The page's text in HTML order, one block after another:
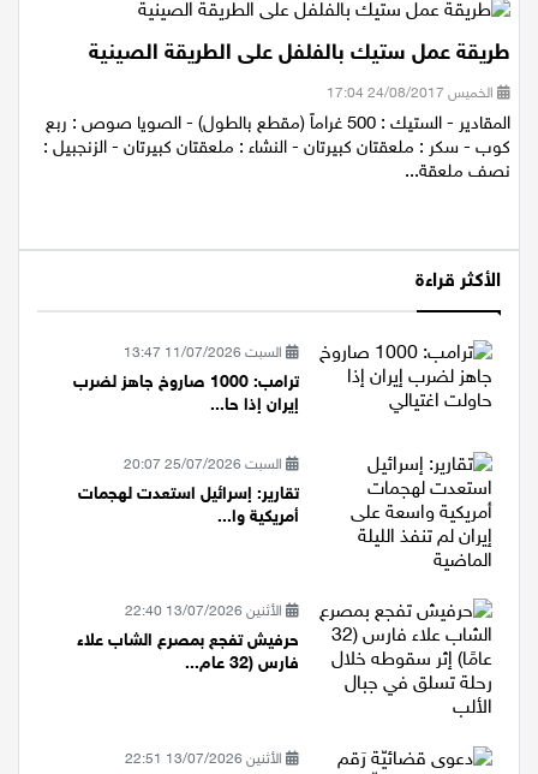
طريقة عمل ستيك بالفلفل على الطريقة الصينية
الخميس 24/08/2017 17:04
المقادير - الستيك : 500 غراماً (مقطع بالطول) - الصويا صوص : ربع
كوب - سكر : ملعقتان كبيرتان - النشاء : ملعقتان كبيرتان - الزنجبيل :
نصف ملعقة...
الأكثر قراءة
السبت 11/07/2026 13:47
ترامب: 1000 صاروخ جاهز لضرب
إيران إذا حا...
السبت 25/07/2026 20:07
تقارير: إسرائيل استعدت لهجمات
أمريكية وا...
الأثنين 13/07/2026 22:40
حرفيش تفجع بمصرع الشاب علاء
فارس (32 عام...
الأثنين 13/07/2026 22:51